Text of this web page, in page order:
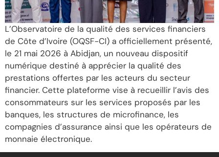
L’Observatoire de la qualité des services financiers
de Côte d’Ivoire (OQSF-CI) a officiellement présenté,
le 21 mai 2026 à Abidjan, un nouveau dispositif
numérique destiné à apprécier la qualité des
prestations offertes par les acteurs du secteur
financier. Cette plateforme vise à recueillir l’avis des
consommateurs sur les services proposés par les
banques, les structures de microfinance, les
compagnies d’assurance ainsi que les opérateurs de
monnaie électronique.